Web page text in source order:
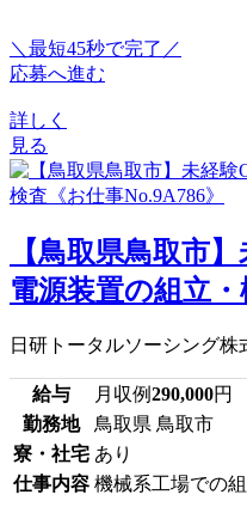
＼最短45秒で完了／
応募へ進む
詳しく
見る
【鳥取県鳥取市
電源装置の組立
日研トータルソーシング株
給与 月収例290,000円
勤務地
鳥取県 鳥取市
寮・社宅 あり
仕事内容 機械系工場での